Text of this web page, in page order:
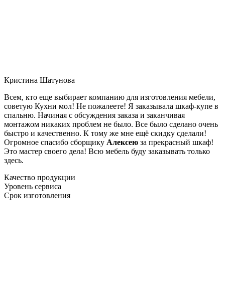
Кристина Шатунова
Всем, кто еще выбирает компанию для изготовления мебели,
советую Кухни мол! Не пожалеете! Я заказывала шкаф-купе в
спальню. Начиная с обсуждения заказа и заканчивая
монтажом никаких проблем не было. Все было сделано очень
быстро и качественно. К тому же мне ещё скидку сделали!
Огромное спасибо сборщику Алексею за прекрасный шкаф!
Это мастер своего дела! Всю мебель буду заказывать только
здесь.
Качество продукции
Уровень сервиса
Срок изготовления